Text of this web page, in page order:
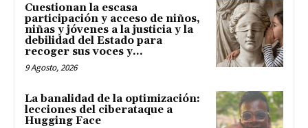
Cuestionan la escasa
participación y acceso de niños,
niñas y jóvenes a la justicia y la
debilidad del Estado para
recoger sus voces y...
9 Agosto, 2026
La banalidad de la optimización:
lecciones del ciberataque a
Hugging Face